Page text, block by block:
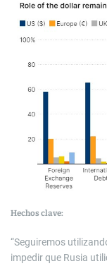
Hechos clave:
“Seguiremos
impedir que Rusia